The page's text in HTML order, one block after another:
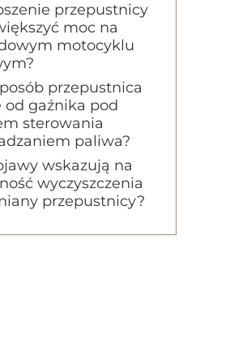
przepustnicy
moc na
motocyklu
przepustnica
od gaźnika pod
sterowania
paliwa?
wskazują na
wyczyszczenia
przepustnicy?